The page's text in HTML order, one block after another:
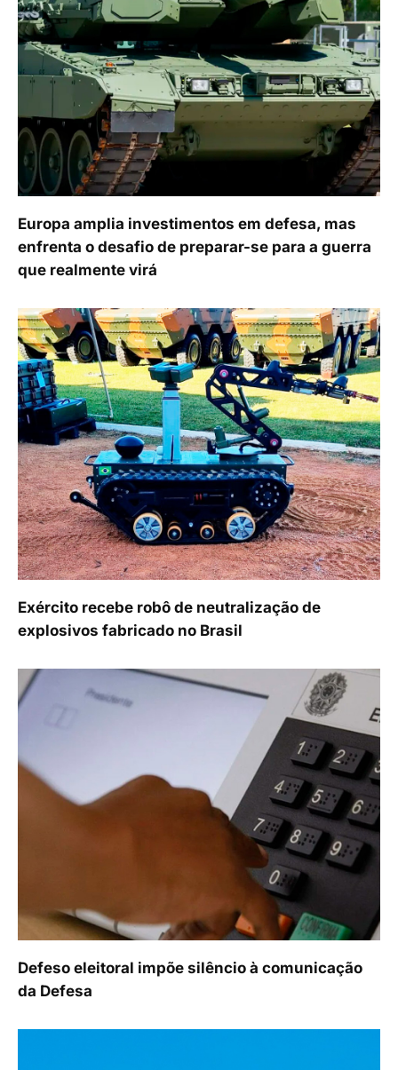
Europa amplia investimentos em defesa, mas
enfrenta o desafio de preparar-se para a guerra
que realmente virá
Exército recebe robô de neutralização de
explosivos fabricado no Brasil
Defeso eleitoral impõe silêncio à comunicação
da Defesa